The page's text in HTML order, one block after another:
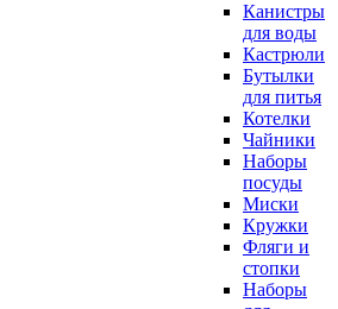
Канистры
для воды
Кастрюли
Бутылки
для питья
Котелки
Чайники
Наборы
посуды
Миски
Кружки
Фляги и
стопки
Наборы